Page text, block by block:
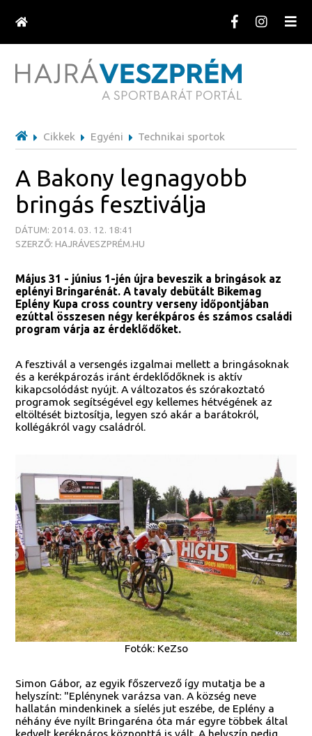
Cikkek Egyéni Technikai sportok
A Bakony legnagyobb
bringás fesztiválja
DÁTUM: 2014. 03. 12. 18:41
SZERZŐ: HAJRÁVESZPRÉM.HU
Május 31 - június 1-jén újra beveszik a bringások az
eplényi Bringarénát. A tavaly debütált Bikemag
Eplény Kupa cross country verseny időpontjában
ezúttal összesen négy kerékpáros és számos családi
program várja az érdeklődőket.
A fesztivál a versengés izgalmai mellett a bringásoknak
és a kerékpározás iránt érdeklődőknek is aktív
kikapcsolódást nyújt. A változatos és szórakoztató
programok segítségével egy kellemes hétvégének az
eltöltését biztosítja, legyen szó akár a barátokról,
kollégákról vagy családról.
Fotók: KeZso
Simon Gábor, az egyik főszervező így mutatja be a
helyszínt: "Eplénynek varázsa van. A község neve
hallatán mindenkinek a síelés jut eszébe, de Eplény a
néhány éve nyílt Bringaréna óta már egyre többek által
kedvelt kerékpáros központtá is vált. A helyszín pedig